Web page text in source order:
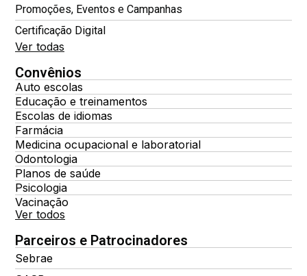
Promoções, Eventos e Campanhas
Certificação Digital
Ver todas
Convênios
Auto escolas
Educação e treinamentos
Escolas de idiomas
Farmácia
Medicina ocupacional e laboratorial
Odontologia
Planos de saúde
Psicologia
Vacinação
Ver todos
Parceiros e Patrocinadores
Sebrae